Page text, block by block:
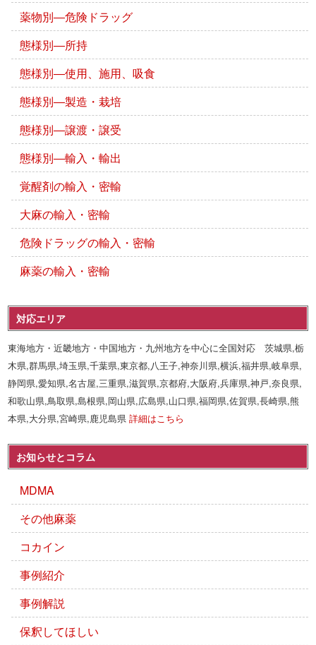
薬物別―危険ドラッグ
態様別―所持
態様別―使用、施用、吸食
態様別―製造・栽培
態様別―譲渡・譲受
態様別―輸入・輸出
覚醒剤の輸入・密輸
大麻の輸入・密輸
危険ドラッグの輸入・密輸
麻薬の輸入・密輸
対応エリア
東海地方・近畿地方・中国地方・九州地方を中心に全国対応 茨城県,栃
木県,群馬県,埼玉県,千葉県,東京都,八王子,神奈川県,横浜,福井県,岐阜県,
静岡県,愛知県,名古屋,三重県,滋賀県,京都府,大阪府,兵庫県,神戸,奈良県,
和歌山県,鳥取県,島根県,岡山県,広島県,山口県,福岡県,佐賀県,長崎県,熊
本県,大分県,宮崎県,鹿児島県詳細はこちら
お知らせとコラム
MDMA
その他麻薬
コカイン
事例紹介
事例解説
保釈してほしい